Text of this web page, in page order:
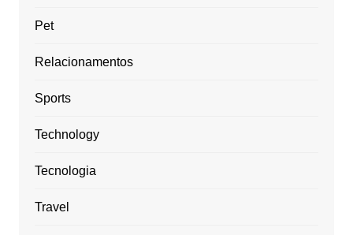
Pet
Relacionamentos
Sports
Technology
Tecnologia
Travel